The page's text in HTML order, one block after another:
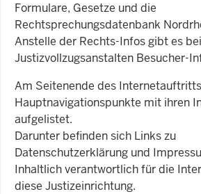
Formulare, Gesetze und die
Rechtsprechungsdatenbank
Anstelle der Rechts-Infos gibt es
Justizvollzugsanstalten Besucher-
Am Seitenende des
Hauptnavigationspunkte mit ihren
aufgelistet.
Darunter befinden sich Links zu
Datenschutzerklärung und
Inhaltlich verantwortlich für die
diese Justizeinrichtung.